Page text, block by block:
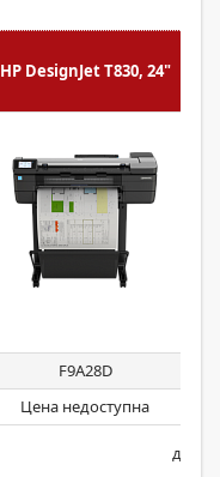
HP DesignJet T830, 24"
F9A28D
Цена недоступна
да